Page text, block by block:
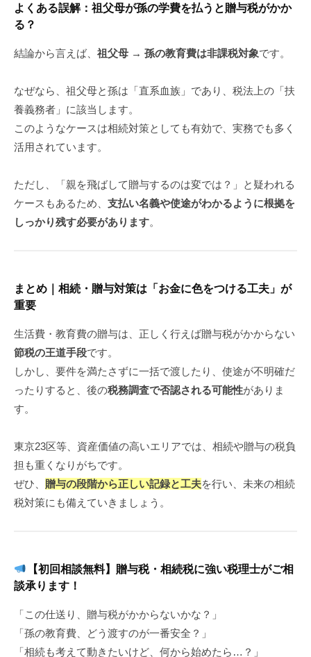
よくある誤解：祖父母が孫の学費を払うと贈与税がかか
る？
結論から言えば、 祖父母 → 孫の教育費は非課税対象です。
なぜなら、祖父母と孫は「直系血族」であり、税法上の「扶
養義務者」に該当します。
このようなケースは相続対策としても有効で、実務でも多く
活用されています。
ただし、「親を飛ばして贈与するのは変では？」と疑われる
ケースもあるため、 支払い名義や使途がわかるように根拠を
しっかり残す必要があります。
まとめ｜相続・贈与対策は「お金に色をつける工夫」が
重要
生活費・教育費の贈与は、正しく行えば贈与税がかからない
節税の王道手段です。
しかし、要件を満たさずに一括で渡したり、使途が不明確だ
ったりすると、後の税務調査で否認される可能性がありま
す。
東京23区等、資産価値の高いエリアでは、相続や贈与の税負
担も重くなりがちです。
ぜひ、 贈与の段階から正しい記録と工夫を行い、未来の相続
税対策にも備えていきましょう。
【初回相談無料】贈与税・相続税に強い税理士がご相
談承ります！
「この仕送り、贈与税がかからないかな？」
「孫の教育費、どう渡すのが一番安全？」
「相続も考えて動きたいけど、何から始めたら…？」